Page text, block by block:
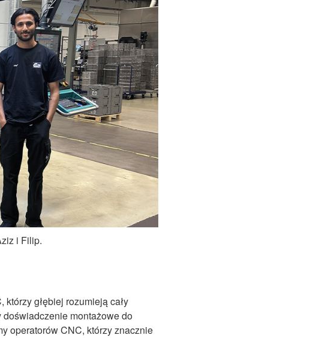
i Filip.
głębiej rozumieją cały
montażowe do
operatorów CNC, którzy znacznie